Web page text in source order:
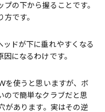
の下から握ることです。
です。
ドが下に垂れやすくなる
になるわけです。
を使うと思いますが、ボ
ので簡単なクラブだと思
があります。実はその逆